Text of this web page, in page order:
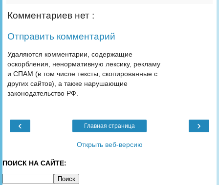
Комментариев нет :
Отправить комментарий
Удаляются комментарии, содержащие
оскорбления, ненормативную лексику, рекламу
и СПАМ (в том числе тексты, скопированные с
других сайтов), а также нарушающие
законодательство РФ.
‹ ›
Главная страница
Открыть веб-версию
ПОИСК НА САЙТЕ: